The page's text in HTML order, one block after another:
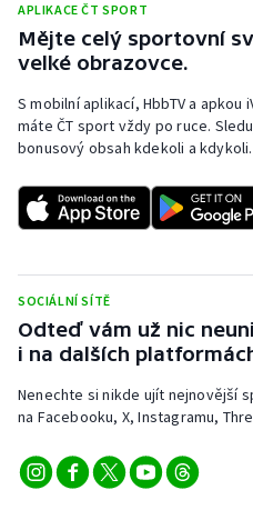
APLIKACE ČT SPORT
Mějte celý sportovní
velké obrazovce.
S mobilní aplikací, HbbTV a
máte ČT sport vždy po ruce.
bonusový obsah kdekoli a kdykoli.
SOCIÁLNÍ SÍTĚ
Odteď vám už nic
i na dalších
Nenechte si nikde ujít nejnovější
na Facebooku, X, Instagramu,